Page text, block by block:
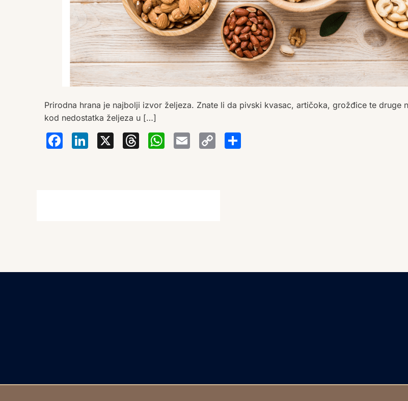
Prirodna hrana je najbolji izvor željeza. Znate li da pivski kvasac, artičoka, grožđice te druge
kod nedostatka željeza u […]
Facebook
LinkedIn
X Threads
WhatsApp
EmailCopy
Link